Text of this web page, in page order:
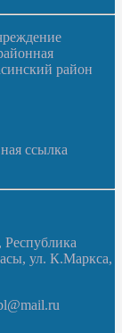
район
ссылка
ул. К.Маркса,